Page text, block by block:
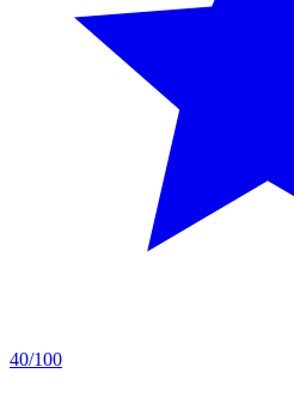
40/100